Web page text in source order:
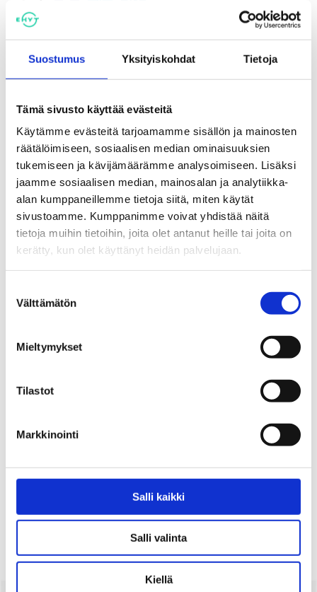
Suostumus Yksityiskohdat Tietoja
Tämä sivusto käyttää evästeitä
Käytämme evästeitä tarjoamamme sisällön ja mainosten
räätälöimiseen, sosiaalisen median ominaisuuksien
tukemiseen ja kävijämäärämme analysoimiseen. Lisäksi
jaamme sosiaalisen median, mainosalan ja analytiikka-
alan kumppaneillemme tietoja siitä, miten käytät
sivustoamme. Kumppanimme voivat yhdistää näitä
tietoja muihin tietoihin, joita olet antanut heille tai joita on
kerätty, kun olet käyttänyt heidän palvelujaan.
valinta
Välttämätön
Mieltymykset
Tilastot
Markkinointi
Salli kaikki
Salli valinta
Kiellä
Katso myös
Tiedotteet
Alkoholin toimitusmyynti
hyväksyttiin – Seuraukset osuvat
etenkin haavoittuvassa asemassa
oleviin
23.06.2026
nitatseeniopioidit aiheuttavat myös
alkoholilain muutokset tukevat
täysistuntoa
09.06.2026